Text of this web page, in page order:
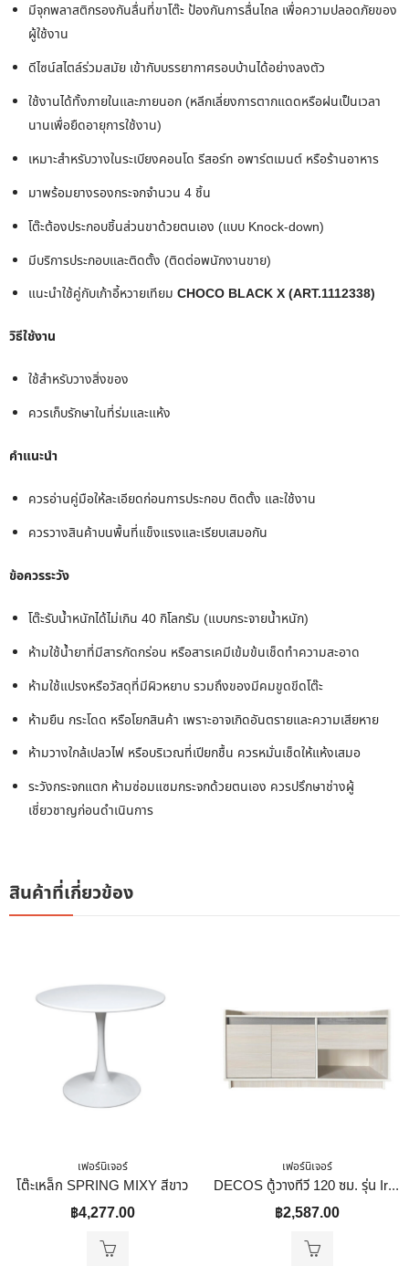
มีจุกพลาสติกรองกันลื่นที่ขาโต๊ะ ป้องกันการลื่นไถล เพื่อความปลอดภัยของ
ผู้ใช้งาน
ดีไซน์สไตล์ร่วมสมัย เข้ากับบรรยากาศรอบบ้านได้อย่างลงตัว
ใช้งานได้ทั้งภายในและภายนอก (หลีกเลี่ยงการตากแดดหรือฝนเป็นเวลา
นานเพื่อยืดอายุการใช้งาน)
เหมาะสำหรับวางในระเบียงคอนโด รีสอร์ท อพาร์ตเมนต์ หรือร้านอาหาร
มาพร้อมยางรองกระจกจำนวน 4 ชิ้น
โต๊ะต้องประกอบชิ้นส่วนขาด้วยตนเอง (แบบ Knock-down)
มีบริการประกอบและติดตั้ง (ติดต่อพนักงานขาย)
แนะนำใช้คู่กับเก้าอี้หวายเทียม CHOCO BLACK X (ART.1112338)
วิธีใช้งาน
ใช้สำหรับวางสิ่งของ
ควรเก็บรักษาในที่ร่มและแห้ง
คำแนะนำ
ควรอ่านคู่มือให้ละเอียดก่อนการประกอบ ติดตั้ง และใช้งาน
ควรวางสินค้าบนพื้นที่แข็งแรงและเรียบเสมอกัน
ข้อควรระวัง
โต๊ะรับน้ำหนักได้ไม่เกิน 40 กิโลกรัม (แบบกระจายน้ำหนัก)
ห้ามใช้น้ำยาที่มีสารกัดกร่อน หรือสารเคมีเข้มข้นเช็ดทำความสะอาด
ห้ามใช้แปรงหรือวัสดุที่มีผิวหยาบ รวมถึงของมีคมขูดขีดโต๊ะ
ห้ามยืน กระโดด หรือโยกสินค้า เพราะอาจเกิดอันตรายและความเสียหาย
ห้ามวางใกล้เปลวไฟ หรือบริเวณที่เปียกชื้น ควรหมั่นเช็ดให้แห้งเสมอ
ระวังกระจกแตก ห้ามซ่อมแซมกระจกด้วยตนเอง ควรปรึกษาช่างผู้
เชี่ยวชาญก่อนดำเนินการ
สินค้าที่เกี่ยวข้อง
เฟอร์นิเจอร์
โต๊ะเหล็ก SPRING MIXY สีขาว
฿4,277.00
เฟอร์นิเจอร์
DECOS ตู้วางทีวี 120 ซม. รุ่น Irene สีครีม
฿2,587.00